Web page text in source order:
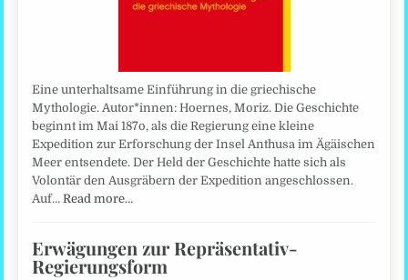
Eine unterhaltsame Einführung in die griechische
Mythologie. Autor*innen: Hoernes, Moriz. Die Geschichte
beginnt im Mai 187o, als die Regierung eine kleine
Expedition zur Erforschung der Insel Anthusa im Ägäischen
Meer entsendete. Der Held der Geschichte hatte sich als
Volontär den Ausgräbern der Expedition angeschlossen.
Auf…Read more…
Erwägungen zur Repräsentativ-
Regierungsform